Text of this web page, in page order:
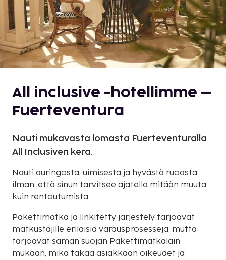
All inclusive -hotellimme –
Fuerteventura
Nauti mukavasta lomasta Fuerteventuralla
All Inclusiven kera.
Nauti auringosta, uimisesta ja hyvästä ruoasta
ilman, että sinun tarvitsee ajatella mitään muuta
kuin rentoutumista.
Pakettimatka ja linkitetty järjestely tarjoavat
matkustajille erilaisia varausprosesseja, mutta
tarjoavat saman suojan Pakettimatkalain
mukaan, mikä takaa asiakkaan oikeudet ja